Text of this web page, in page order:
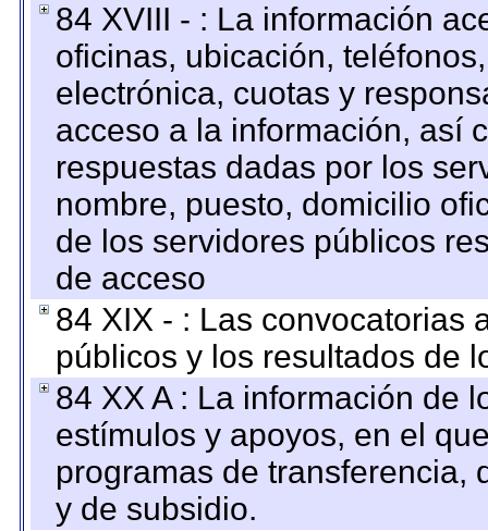
84 XVIII - : La información
oficinas, ubicación,
electrónica, cuotas y
acceso a la información, así
respuestas dadas por los
nombre, puesto, domicilio
de los servidores públicos
de acceso
84 XIX - : Las convocatorias
públicos y los resultados de
84 XX A : La información de
estímulos y apoyos, en el
programas de transferencia,
y de subsidio.